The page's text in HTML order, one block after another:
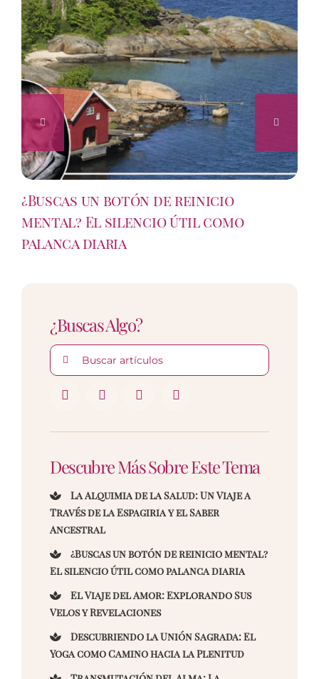
¿Buscas un botón de reinicio
mental? El silencio útil como
palanca diaria
¿Buscas Algo?
Buscar:
Descubre Más Sobre Este Tema
La Alquimia de la Salud: Un Viaje a
Través de la Espagiria y el Saber
Ancestral
¿Buscas un botón de reinicio mental?
El silencio útil como palanca diaria
El Viaje del Amor: Explorando Sus
Velos y Revelaciones
Descubriendo la Unión Sagrada: El
Yoga como Camino hacia la Plenitud